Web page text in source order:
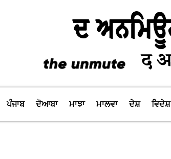
ਪੰਜਾਬ ਦੋਆਬਾ ਮਾਝਾ ਮਾਲਵਾ ਦੇਸ਼ ਵਿਦੇਸ਼